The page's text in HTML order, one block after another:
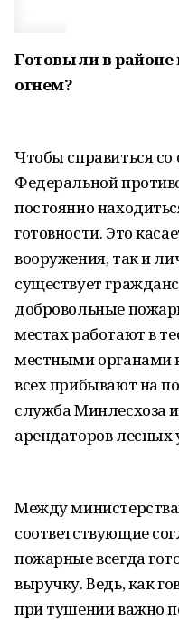
Готовы ли в районе
огнем?
Чтобы справиться со
Федеральной
постоянно
готовности. Это
вооружения, так и
существует
добровольные
местах работают в
местными органами
всех прибывают на
служба Минлесхоза
арендаторов лесных
Между
соответствующие
пожарные всегда
выручку. Ведь, как
при тушении важно